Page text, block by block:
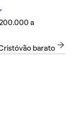
200.000 a
barato